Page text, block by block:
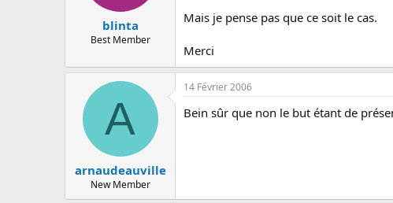
blinta
Best Member
Mais je pense pas que ce soit le cas.
Merci
A
arnaudeauville
New Member
14 Février 2006
Bein sûr que non le but étant de